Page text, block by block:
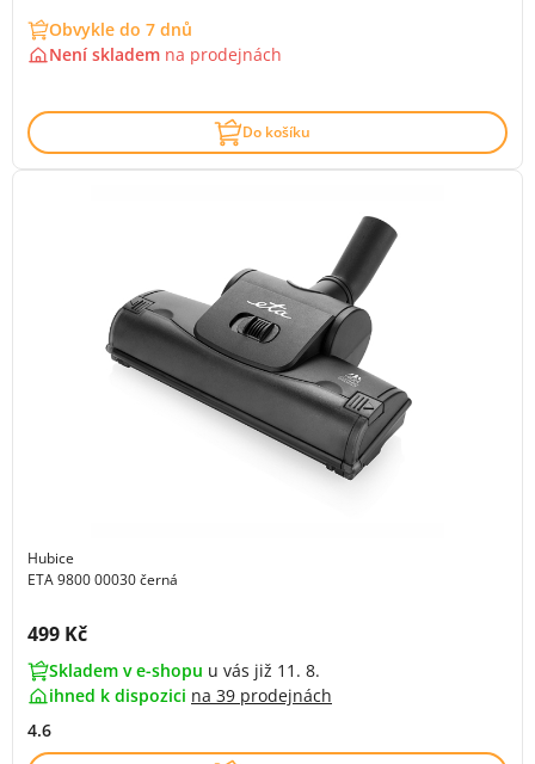
Obvykle do 7 dnů
Není skladem na prodejnách
Do košíku
Hubice
ETA 9800 00030 černá
Cena s DPH:
499 Kč
Skladem v e-shopu u vás již 11. 8.
ihned k dispozici na 39 prodejnách
4.6